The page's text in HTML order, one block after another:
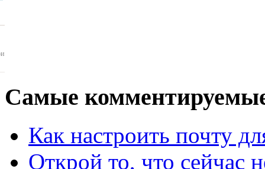
Самые
Как настроить почту
Открой то, что сейчас